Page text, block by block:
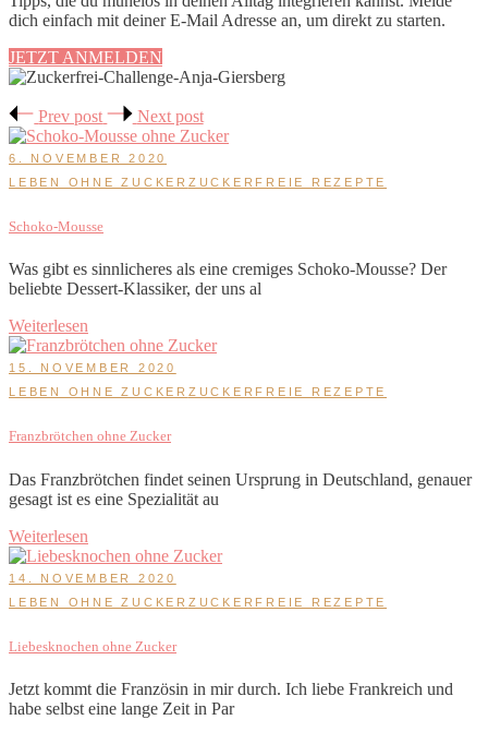
dich einfach mit deiner E-Mail Adresse an, um direkt zu starten.
JETZT ANMELDEN
Prev post Next post
6. NOVEMBER 2020
LEBEN OHNE ZUCKER ZUCKERFREIE REZEPTE
Schoko-Mousse
Was gibt es sinnlicheres als eine cremiges Schoko-Mousse? Der
beliebte Dessert-Klassiker, der uns al
Weiterlesen
15. NOVEMBER 2020
LEBEN OHNE ZUCKER ZUCKERFREIE REZEPTE
Franzbrötchen ohne Zucker
Das Franzbrötchen findet seinen Ursprung in Deutschland, genauer
gesagt ist es eine Spezialität au
Weiterlesen
14. NOVEMBER 2020
LEBEN OHNE ZUCKER ZUCKERFREIE REZEPTE
Liebesknochen ohne Zucker
Jetzt kommt die Französin in mir durch. Ich liebe Frankreich und
habe selbst eine lange Zeit in Par